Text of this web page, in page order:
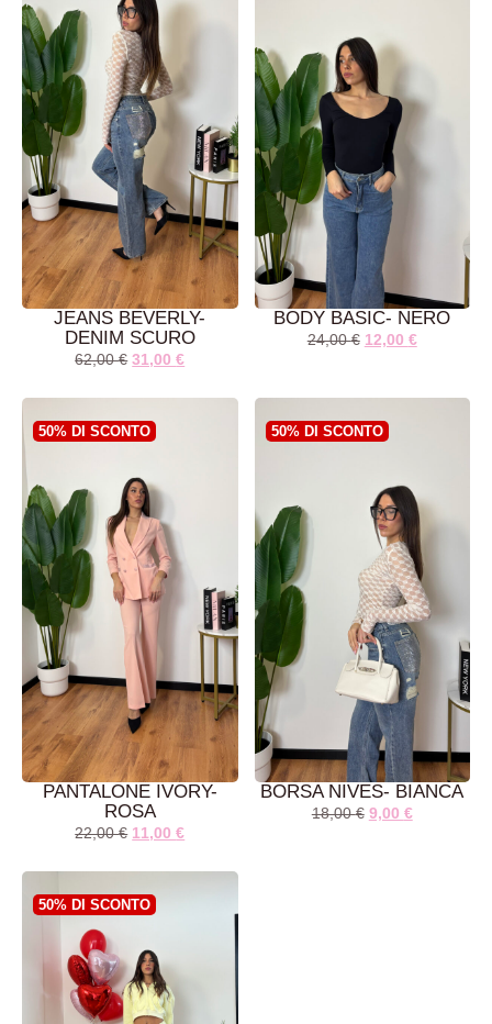
JEANS BEVERLY-
DENIM SCURO
62,00€ 31,00€
BODY BASIC- NERO
24,00€ 12,00 €
50% DI SCONTO
PANTALONE IVORY-
ROSA
22,00€ 11,00€
50% DI SCONTO
BORSA NIVES- BIANCA
18,00€ 9,00 €
50% DI SCONTO